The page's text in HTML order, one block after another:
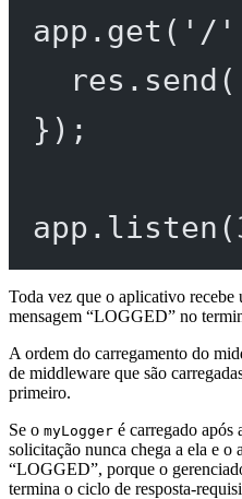
app. get ( '/'
res. send (
});
app. listen (
Toda vez que o aplicativo recebe
mensagem “LOGGED” no
A ordem do carregamento do
de middleware que são
primeiro.
Se o myLogger é carregado após
solicitação nunca chega a ela e
“LOGGED”, porque o
termina o ciclo de resposta-